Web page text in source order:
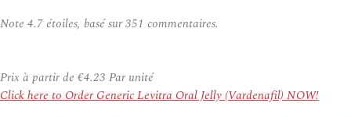
Note 4.7étoiles, basé sur351 commentaires.
Prix à partir de €4.23 Par unité
Click here to Order Generic Levitra Oral Jelly (Vardenafil) NOW!